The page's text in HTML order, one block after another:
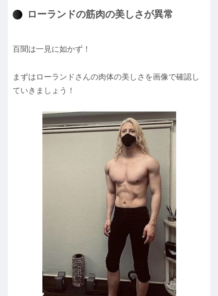
ローランドの筋肉の美しさが異常
百聞は一見に如かず！
まずはローランドさんの肉体の美しさを画像で確認し
ていきましょう！